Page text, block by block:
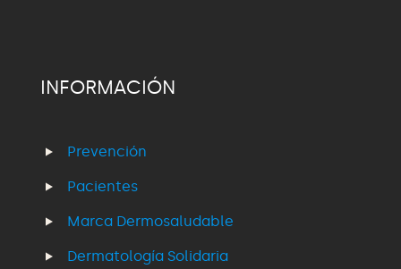
INFORMACIÓN
Prevención
Pacientes
Marca Dermosaludable
Dermatología Solidaria